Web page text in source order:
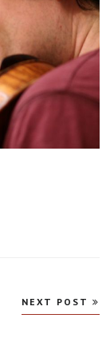
NEXT POST